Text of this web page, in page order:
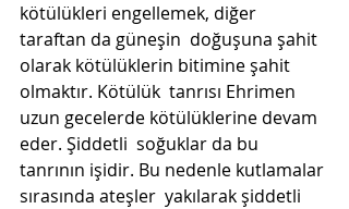
kötülükleri engellemek, diğer
taraftan da güneşin  doğuşuna şahit
olarak kötülüklerin bitimine şahit
olmaktır. Kötülük  tanrısı Ehrimen
uzun gecelerde kötülüklerine devam
eder. Şiddetli  soğuklar da bu
tanrının işidir. Bu nedenle kutlamalar
sırasında ateşler  yakılarak şiddetli